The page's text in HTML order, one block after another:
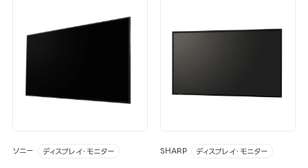
ソニー ディスプレイ・モニター SHARP ディスプレイ・モニター